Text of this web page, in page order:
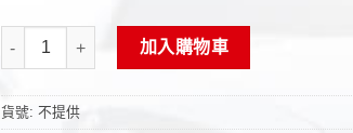
《TOTAL》85W-140機車用齒輪油120ml(歐盟原裝
加入購物車
貨號: 不提供